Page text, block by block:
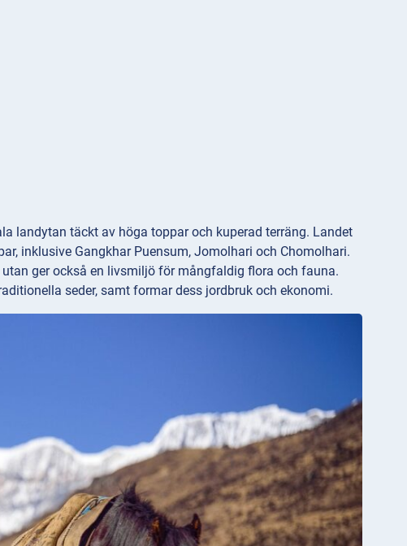
landytan täckt av höga toppar och kuperad terräng. Landet
inklusive Gangkhar Puensum, Jomolhari och Chomolhari.
ger också en livsmiljö för mångfaldig flora och fauna.
seder, samt formar dess jordbruk och ekonomi.